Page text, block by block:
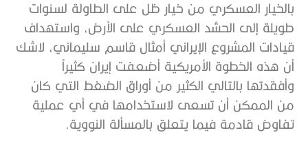
بالخيار العسكري من خيار ظل على الطاولة لسنوات
طويلة إلى الحشد العسكري على الأرض، واستهداف
قيادات المشروع الإيراني أمثال قاسم سليماني، لاشك
أن هذه الخطوة الأمريكية أضعفت إيران كثيراً
وأفقدتها بالتالي الكثير من أوراق الضغط التي كان
من الممكن أن تسعى لاستخدامها في أي عملية
تفاوض قادمة فيما يتعلق بالمسألة النووية.